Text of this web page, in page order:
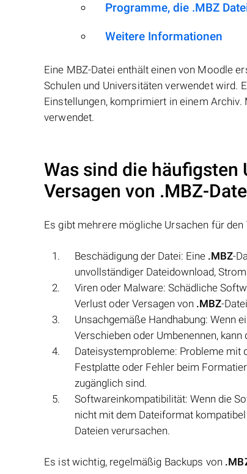
Programme, die .MBZ
Weitere Informationen
Eine MBZ-Datei enthält einen von Moodle
Schulen und Universitäten verwendet wird.
Einstellungen, komprimiert in einem Archiv.
verwendet.
Was sind die häufigsten
Versagen von .MBZ-
Es gibt mehrere mögliche Ursachen für
Beschädigung der Datei: Eine .MBZ-
unvollständiger Dateidownload,
Viren oder Malware: Schädliche
Verlust oder Versagen von .MBZ-
Unsachgemäße Handhabung: Wenn
Verschieben oder Umbenennen,
Dateisystemprobleme: Probleme mit
Festplatte oder Fehler beim
zugänglich sind.
Softwareinkompatibilität: Wenn die
nicht mit dem Dateiformat
Dateien verursachen.
Es ist wichtig, regelmäßig Backups von